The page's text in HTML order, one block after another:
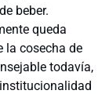
beber.
queda
la cosecha de
todavía,